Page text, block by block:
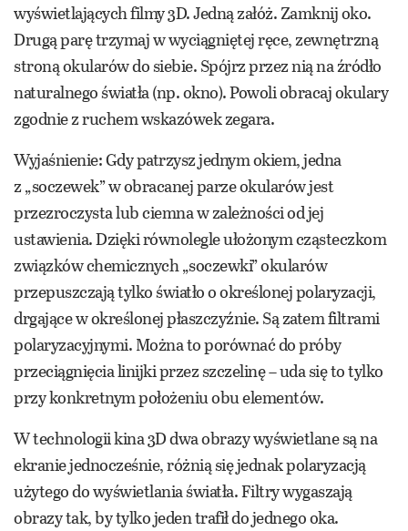
wyświetlających filmy 3D. Jedną załóż. Zamknij oko.
Drugą parę trzymaj w wyciągniętej ręce, zewnętrzną
stroną okularów do siebie. Spójrz przez nią na źródło
naturalnego światła (np. okno). Powoli obracaj okulary
zgodnie z ruchem wskazówek zegara.
Wyjaśnienie: Gdy patrzysz jednym okiem, jedna
z „soczewek” w obracanej parze okularów jest
przezroczysta lub ciemna w zależności od jej
ustawienia. Dzięki równolegle ułożonym cząsteczkom
związków chemicznych „soczewki” okularów
przepuszczają tylko światło o określonej polaryzacji,
drgające w określonej płaszczyźnie. Są zatem filtrami
polaryzacyjnymi. Można to porównać do próby
przeciągnięcia linijki przez szczelinę – uda się to tylko
przy konkretnym położeniu obu elementów.
W technologii kina 3D dwa obrazy wyświetlane są na
ekranie jednocześnie, różnią się jednak polaryzacją
użytego do wyświetlania światła. Filtry wygaszają
obrazy tak, by tylko jeden trafił do jednego oka.